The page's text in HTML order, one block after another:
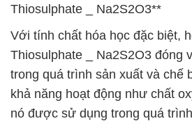
Thiosulphate _ Na2S2O3**
Với tính chất hóa học đặc biệt,
Thiosulphate _ Na2S2O3 đóng
trong quá trình sản xuất và chế
khả năng hoạt động như chất
nó được sử dụng trong quá